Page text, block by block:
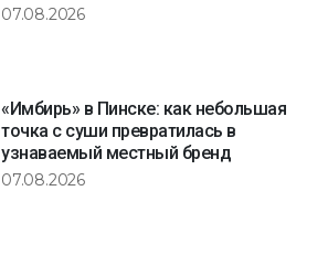
07.08.2026
«Имбирь» в Пинске: как небольшая
точка с суши превратилась в
узнаваемый местный бренд
07.08.2026